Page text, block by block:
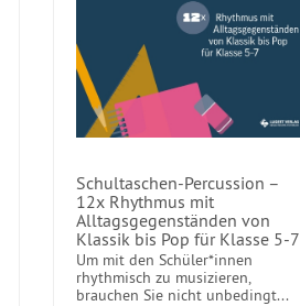
Schultaschen-Percussion –
12x Rhythmus mit
Alltagsgegenständen von
Klassik bis Pop für Klasse 5-7
Um mit den Schüler*innen
rhythmisch zu musizieren,
brauchen Sie nicht unbedingt...